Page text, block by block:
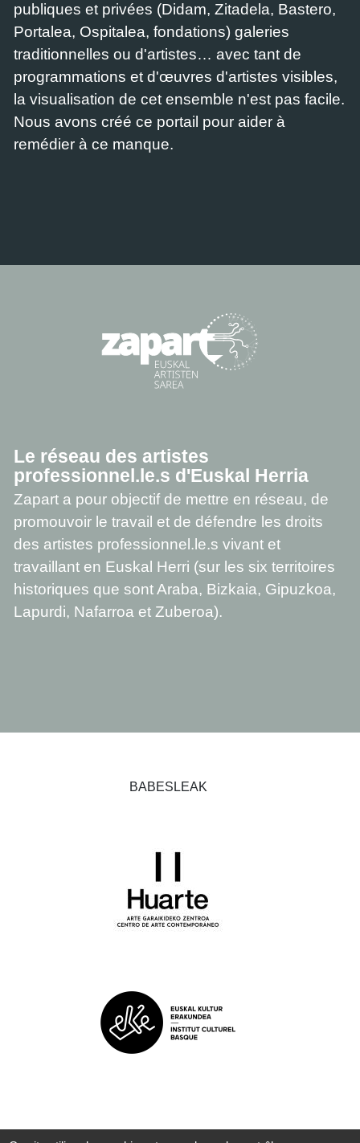
publiques et privées (Didam, Zitadela, Bastero,
Portalea, Ospitalea, fondations) galeries
traditionnelles ou d'artistes… avec tant de
programmations et d'œuvres d'artistes visibles,
la visualisation de cet ensemble n'est pas facile.
Nous avons créé ce portail pour aider à
remédier à ce manque.
Le réseau des artistes
professionnel.le.s d'Euskal Herria
Zapart a pour objectif de mettre en réseau, de
promouvoir le travail et de défendre les droits
des artistes professionnel.le.s vivant et
travaillant en Euskal Herri (sur les six territoires
historiques que sont Araba, Bizkaia, Gipuzkoa,
Lapurdi, Nafarroa et Zuberoa).
BABESLEAK